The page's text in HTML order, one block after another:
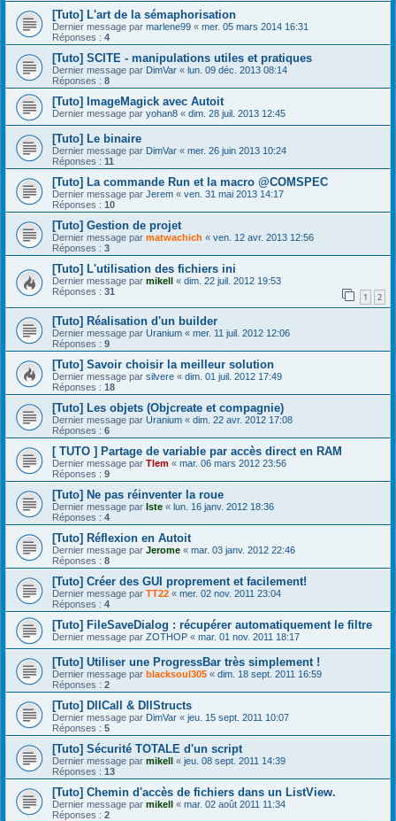
[Tuto] L'art de la sémaphorisation
Dernier message par marlene99 « mer. 05 mars 2014 16:31
Réponses : 4
[Tuto] SCITE - manipulations utiles et pratiques
Dernier message par DimVar « lun. 09 déc. 2013 08:14
Réponses : 8
[Tuto] ImageMagick avec Autoit
Dernier message par yohan8 « dim. 28 juil. 2013 12:45
[Tuto] Le binaire
Dernier message par DimVar « mer. 26 juin 2013 10:24
Réponses : 11
[Tuto] La commande Run et la macro @COMSPEC
Dernier message par Jerem « ven. 31 mai 2013 14:17
Réponses : 10
[Tuto] Gestion de projet
Dernier message par matwachich « ven. 12 avr. 2013 12:56
Réponses : 3
[Tuto] L'utilisation des fichiers ini
Dernier message par mikell « dim. 22 juil. 2012 19:53
Réponses : 31 1 2
[Tuto] Réalisation d'un builder
Dernier message par Uranium « mer. 11 juil. 2012 12:06
Réponses : 9
[Tuto] Savoir choisir la meilleur solution
Dernier message par silvere « dim. 01 juil. 2012 17:49
Réponses : 18
[Tuto] Les objets (Objcreate et compagnie)
Dernier message par Uranium « dim. 22 avr. 2012 17:08
Réponses : 6
[ TUTO ] Partage de variable par accès direct en RAM
Dernier message par Tlem « mar. 06 mars 2012 23:56
Réponses : 9
[Tuto] Ne pas réinventer la roue
Dernier message par Iste « lun. 16 janv. 2012 18:36
Réponses : 4
[Tuto] Réflexion en Autoit
Dernier message par Jerome « mar. 03 janv. 2012 22:46
Réponses : 8
[Tuto] Créer des GUI proprement et facilement!
Dernier message par TT22 « mer. 02 nov. 2011 23:04
Réponses : 4
[Tuto] FileSaveDialog : récupérer automatiquement le filtre
Dernier message par ZOTHOP « mar. 01 nov. 2011 18:17
[Tuto] Utiliser une ProgressBar très simplement !
Dernier message par blacksoul305 « dim. 18 sept. 2011 16:59
Réponses : 2
[Tuto] DllCall & DllStructs
Dernier message par DimVar « jeu. 15 sept. 2011 10:07
Réponses : 5
[Tuto] Sécurité TOTALE d'un script
Dernier message par mikell « jeu. 08 sept. 2011 14:39
Réponses : 13
[Tuto] Chemin d'accès de fichiers dans un ListView.
Dernier message par mikell « mar. 02 août 2011 11:34
Réponses : 2